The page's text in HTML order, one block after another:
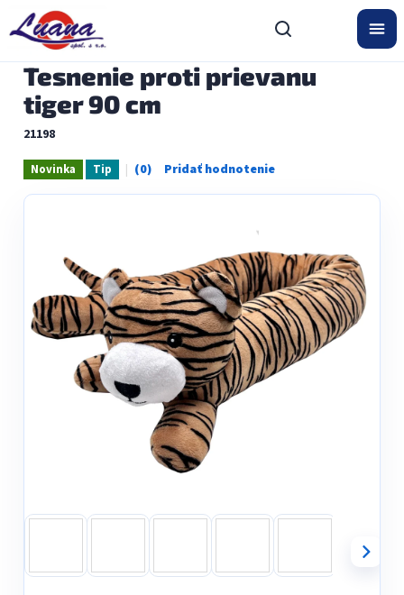
obsah
Tesnenie proti prievanu
tiger 90 cm
21198
Novinka Tip
Priemerné
hodnotenie
hviezdičiek.